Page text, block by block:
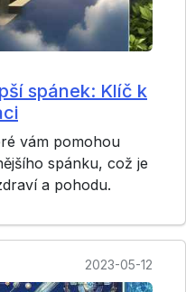
spánek: Klíč k
vám pomohou
spánku, což je
a pohodu.
2023-05-12